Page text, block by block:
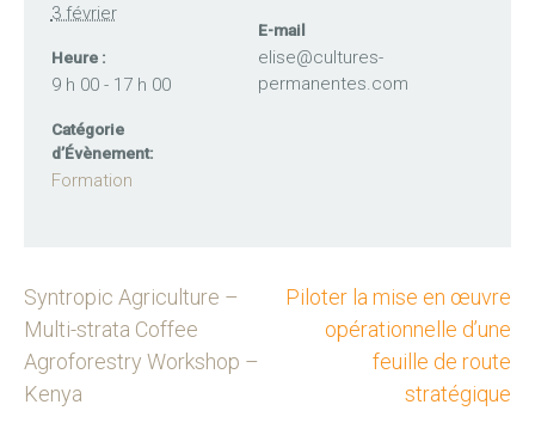
3 février
Heure :
9 h 00 - 17 h 00
Catégorie
d’Évènement:
Formation
E-mail
elise@cultures-
permanentes.com
Syntropic Agriculture –
Multi-strata Coffee
Agroforestry Workshop –
Kenya
Piloter la mise en œuvre
opérationnelle d’une
feuille de route
stratégique